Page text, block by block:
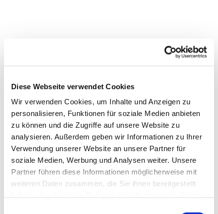
Diese Webseite verwendet Cookies
Wir verwenden Cookies, um Inhalte und Anzeigen zu
personalisieren, Funktionen für soziale Medien anbieten
zu können und die Zugriffe auf unsere Website zu
analysieren. Außerdem geben wir Informationen zu Ihrer
Verwendung unserer Website an unsere Partner für
soziale Medien, Werbung und Analysen weiter. Unsere
Partner führen diese Informationen möglicherweise mit
weiteren Daten zusammen, die Sie ihnen bereitgestellt
Dies könnte Sie auch
interessieren